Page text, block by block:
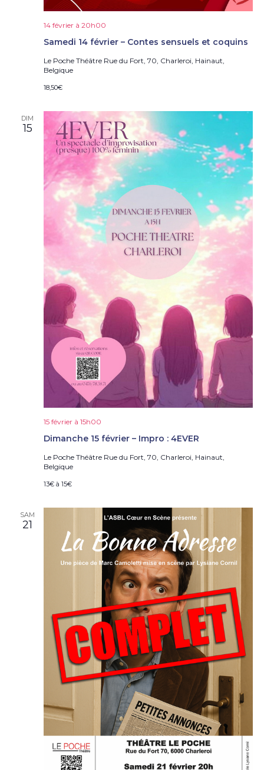
Samedi 14 février – Contes sensuels et coquins
14 février à 20h00
Le Poche Théâtre Rue du Fort, 70, Charleroi, Hainaut,
Belgique
18,50€
DIM
15
Dimanche 15 février – Impro : 4EVER
15 février à 15h00
Le Poche Théâtre Rue du Fort, 70, Charleroi, Hainaut,
Belgique
13€ à 15€
SAM
21